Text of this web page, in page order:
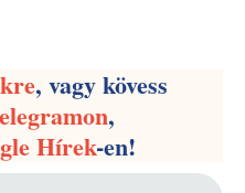
, vagy kövess
,
Hírek-en!